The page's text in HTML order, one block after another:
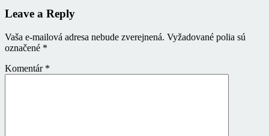
Leave a Reply
Vaša e-mailová adresa nebude zverejnená. Vyžadované polia sú
označené *
Komentár *